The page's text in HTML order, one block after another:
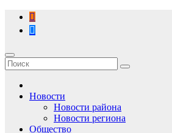
Перейти
содержимому
Новости
Новости района
Новости региона
Общество